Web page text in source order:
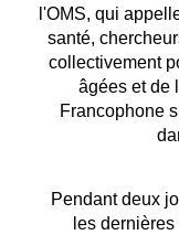
l'OMS, qui
santé,
collectivement
âgées et de
Francophone
Pendant deux
les